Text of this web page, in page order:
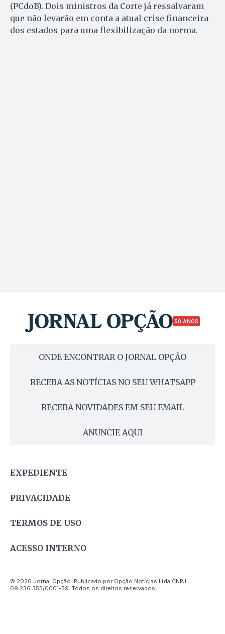
(PCdoB). Dois ministros da Corte já ressalvaram
que não levarão em conta a atual crise financeira
dos estados para uma flexibilização da norma.
50 ANOS
ONDE ENCONTRAR O JORNAL OPÇÃO
RECEBA AS NOTÍCIAS NO SEU WHATSAPP
RECEBA NOVIDADES EM SEU EMAIL
ANUNCIE AQUI
EXPEDIENTE
PRIVACIDADE
TERMOS DE USO
ACESSO INTERNO
© 2026 Jornal Opção. Publicado por Opção Notícias Ltda CNPJ
09.236.355/0001-59. Todos os direitos reservados.